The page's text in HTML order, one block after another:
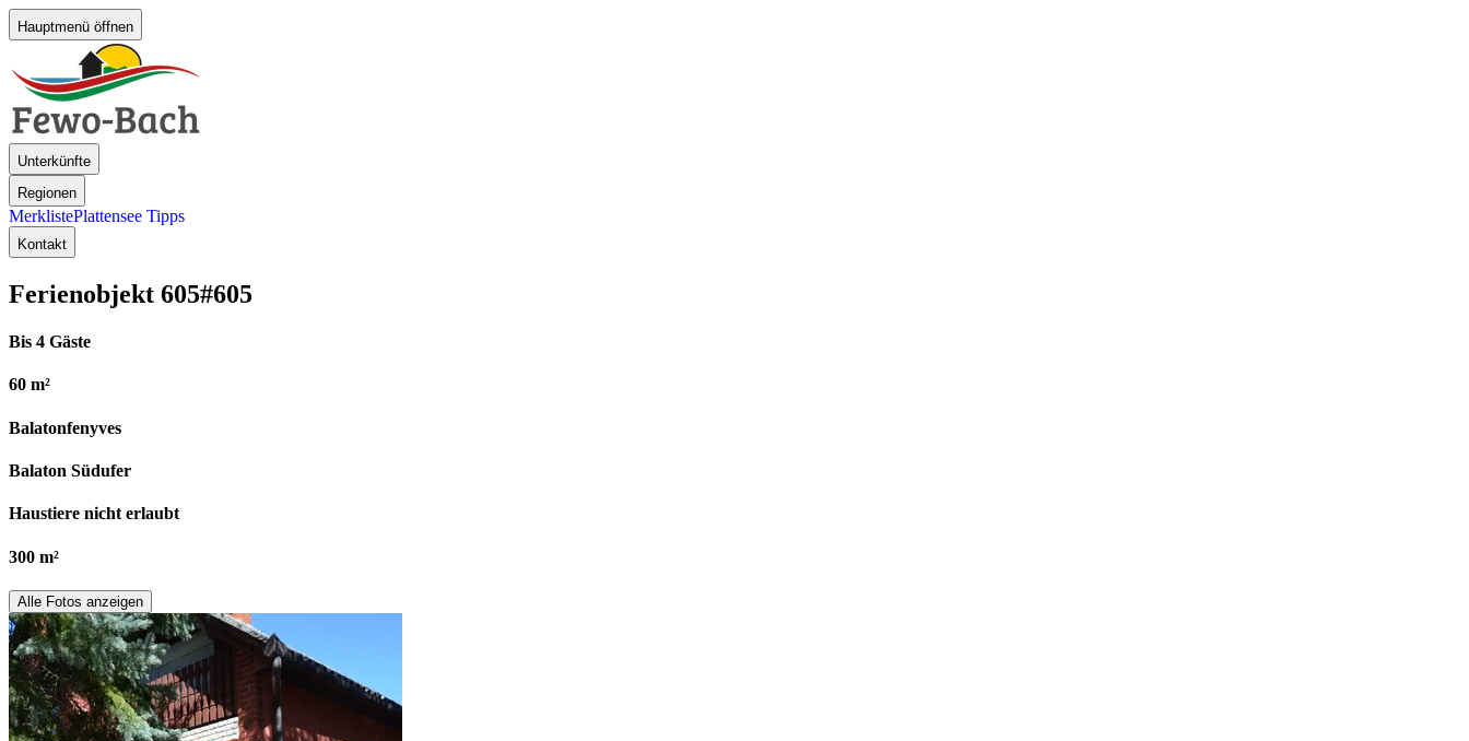
Hauptmenü öffnen
Unterkünfte
Regionen
MerklistePlattensee Tipps
Kontakt
Ferienobjekt 605#605
Bis 4 Gäste
60 m²
Balatonfenyves
Balaton Südufer
Haustiere nicht erlaubt
300 m²
Alle Fotos anzeigen